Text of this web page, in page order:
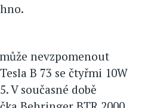
nevzpomenout
B 73 se čtyřmi 10W
V současné době